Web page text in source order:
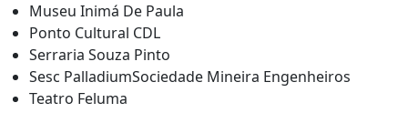
Museu Inimá De Paula
Ponto Cultural CDL
Serraria Souza Pinto
Sesc PalladiumSociedade Mineira Engenheiros
Teatro Feluma